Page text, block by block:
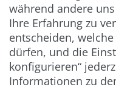
INFORMATION
NEWSLETTER
ZAHLUNG &
während andere
Ihre Erfahrung zu
entscheiden,
dürfen, und die
konfigurieren“
Informationen zu